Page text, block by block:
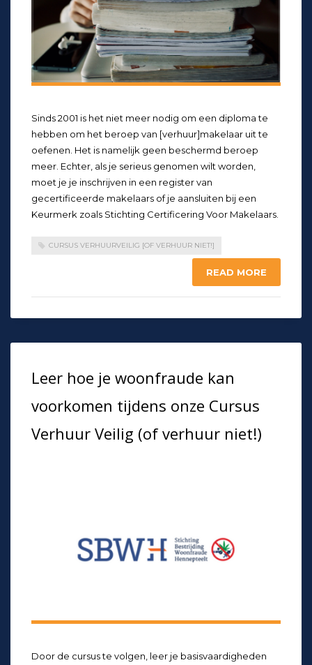
Sinds 2001 is het niet meer nodig om een diploma te
hebben om het beroep van [verhuur]makelaar uit te
oefenen. Het is namelijk geen beschermd beroep
meer. Echter, als je serieus genomen wilt worden,
moet je je inschrijven in een register van
gecertificeerde makelaars of je aansluiten bij een
Keurmerk zoals Stichting Certificering Voor Makelaars.
CURSUS VERHUURVEILIG [OF VERHUUR NIET!]
READ MORE
Leer hoe je woonfraude kan
voorkomen tijdens onze Cursus
Verhuur Veilig (of verhuur niet!)
Door de cursus te volgen, leer je basisvaardigheden